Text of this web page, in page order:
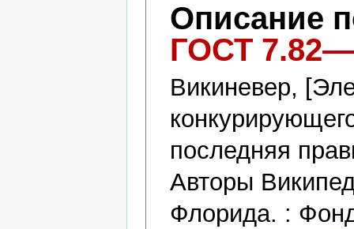
Описание
ГОСТ
Викиневер,
последняя
Авторы
Флорида. :